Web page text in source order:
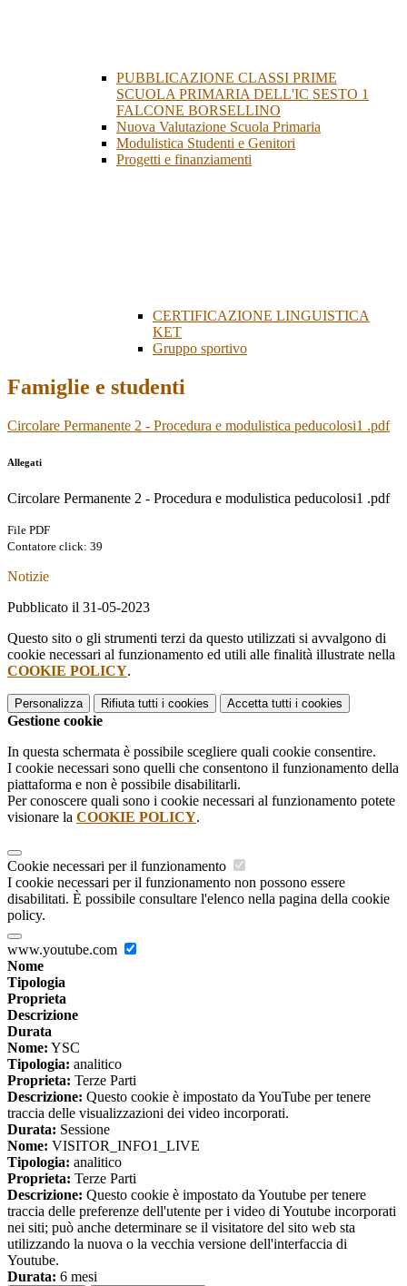
PUBBLICAZIONE CLASSI PRIME
SCUOLA PRIMARIA DELL'IC SESTO 1
FALCONE BORSELLINO
Nuova Valutazione Scuola Primaria
Modulistica Studenti e Genitori
Progetti e finanziamenti
CERTIFICAZIONE LINGUISTICA
KET
Gruppo sportivo
Famiglie e studenti
Circolare Permanente 2 - Procedura e modulistica peducolosi1 .pdf
Allegati
Circolare Permanente 2 - Procedura e modulistica peducolosi1 .pdf
File PDF
Contatore click: 39
Notizie
Pubblicato il 31-05-2023
Questo sito o gli strumenti terzi da questo utilizzati si avvalgono di
cookie necessari al funzionamento ed utili alle finalità illustrate nella
COOKIE POLICY.
Personalizza Rifiuta tutti i cookies Accetta tutti i cookies
Gestione cookie
In questa schermata è possibile scegliere quali cookie consentire.
I cookie necessari sono quelli che consentono il funzionamento della
piattaforma e non è possibile disabilitarli.
Per conoscere quali sono i cookie necessari al funzionamento potete
visionare la COOKIE POLICY.
Cookie necessari per il funzionamento
I cookie necessari per il funzionamento non possono essere
disabilitati. È possibile consultare l'elenco nella pagina della cookie
policy.
www.youtube.com
Nome
Tipologia
Proprieta
Descrizione
Durata
Nome: YSC
Tipologia: analitico
Proprieta: Terze Parti
Descrizione: Questo cookie è impostato da YouTube per tenere
traccia delle visualizzazioni dei video incorporati.
Durata: Sessione
Nome: VISITOR_INFO1_LIVE
Tipologia: analitico
Proprieta: Terze Parti
Descrizione: Questo cookie è impostato da Youtube per tenere
traccia delle preferenze dell'utente per i video di Youtube incorporati
nei siti; può anche determinare se il visitatore del sito web sta
utilizzando la nuova o la vecchia versione dell'interfaccia di
Youtube.
Durata: 6 mesi